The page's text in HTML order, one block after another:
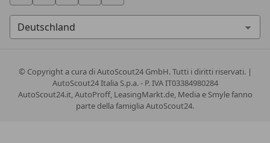
© Copyrighta cura di AutoScout24 GmbH. Tutti i diritti riservati. |
AutoScout24 Italia S.p.a. - P. IVA IT03384980284
AutoScout24.it, AutoProff, LeasingMarkt.de, Media e Smyle fanno
parte della famiglia AutoScout24.